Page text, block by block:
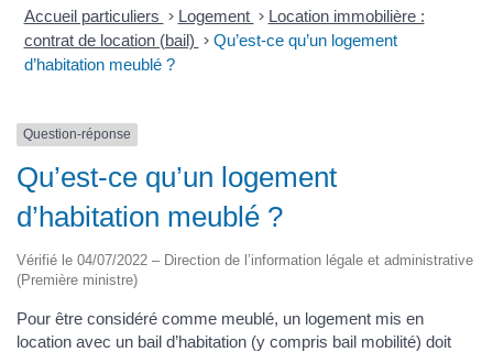
Accueil particuliers > Logement > Location immobilière :
contrat de location (bail) > Qu’est-ce qu’un logement
d’habitation meublé ?
Question-réponse
Qu’est-ce qu’un logement
d’habitation meublé ?
Vérifié le 04/07/2022 – Direction de l’information légale et administrative
(Première ministre)
Pour être considéré comme meublé, un logement mis en
location avec un bail d’habitation (y compris bail mobilité) doit